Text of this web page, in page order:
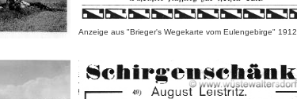
Anzeige aus "Brieger's Wegekarte vom Eulengebirge" 1912